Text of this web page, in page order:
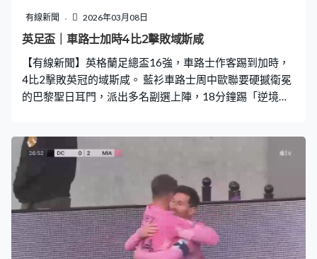
有線新聞 2026年03月08日
英足盃｜車路士加時4比2擊敗域斯咸
【有線新聞】英格蘭足總盃16強，車路士作客踢到加時，
4比2擊敗英冠的域斯咸。 藍衫車路士周中歐聯要硬撼衛冕
的巴黎聖日耳門，派出多名副選上陣，18分鐘踢「逆境
追平。加拿祖攻門，域斯咸守衛解圍，省中門將奧干高禾
反彈入網。影星賴恩雷諾士等2021年入主，3季連升三
班，晉級過程淘汰英超的諾定咸森林。域斯咸再展現打不
死精神，哥林杜爾乖巧後腳，78分鐘再次領先。佐治杜臣
後場被逼甩，要再失守，阿查邦82分鐘為車路士追平。 之
後又是佐治杜臣橫身攔截加拿祖，球證看完VAR，補時3分
鐘升級紅牌逐他離場。法定時間2比2，要加時，人數佔優